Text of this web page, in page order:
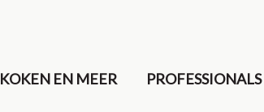
KOKEN EN MEER PROFESSIONALS